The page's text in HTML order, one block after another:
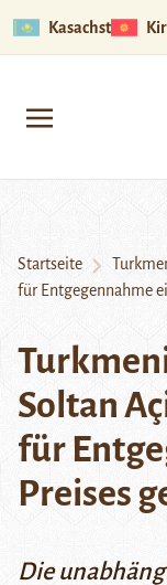
Kasachstan
Startseite
für Entgegennahme
Soltan
für
Preises
Die